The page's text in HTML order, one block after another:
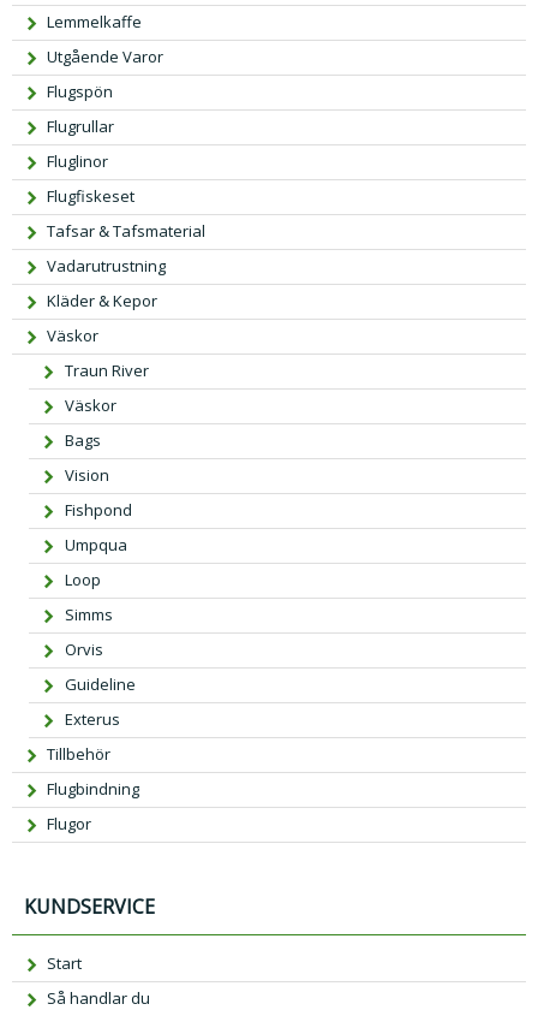
a
p
r
e
t
v
a
r:
4
9
9,
0
i
s
r:
2
9
r.
Lemmelkaffe
Utgående Varor
Flugspön
Flugrullar
Fluglinor
Flugfiskeset
Tafsar & Tafsmaterial
Vadarutrustning
Kläder & Kepor
Väskor
Traun River
Väskor
Bags
Vision
Fishpond
Umpqua
Loop
Simms
Orvis
Guideline
Exterus
Tillbehör
Flugbindning
Flugor
KUNDSERVICE
Start
Så handlar du